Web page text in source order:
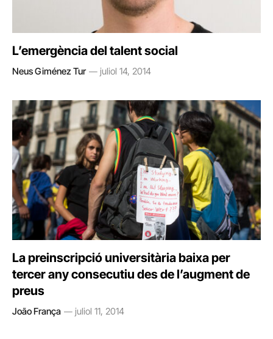
L’emergència del talent social
Neus Giménez Tur juliol 14, 2014
La preinscripció universitària baixa per
tercer any consecutiu des de l’augment de
preus
João França juliol 11, 2014